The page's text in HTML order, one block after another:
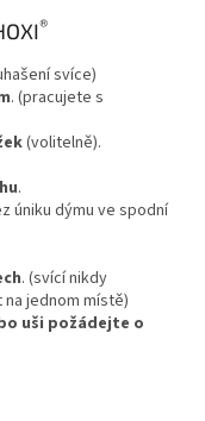
®
svíce)
. (pracujete s
(volitelně).
.
úniku dýmu ve spodní
. (svící nikdy
jednom místě)
uši požádejte o